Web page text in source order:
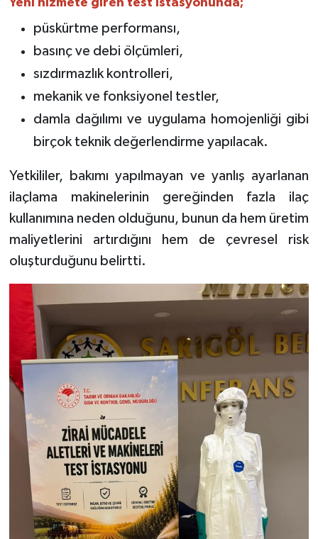
Yeni hizmete giren test istasyonunda;
püskürtme performansı,
basınç ve debi ölçümleri,
sızdırmazlık kontrolleri,
mekanik ve fonksiyonel testler,
damla dağılımı ve uygulama homojenliği gibi
birçok teknik değerlendirme yapılacak.
Yetkililer, bakımı yapılmayan ve yanlış ayarlanan
ilaçlama makinelerinin gereğinden fazla ilaç
kullanımına neden olduğunu, bunun da hem üretim
maliyetlerini artırdığını hem de çevresel risk
oluşturduğunu belirtti.